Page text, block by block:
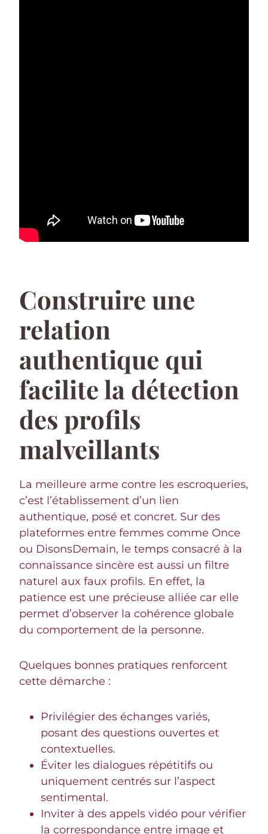
Construire une
relation
authentique qui
facilite la détection
des profils
malveillants
La meilleure arme contre les escroqueries,
c’est l’établissement d’un lien
authentique, posé et concret. Sur des
plateformes entre femmes comme Once
ou DisonsDemain, le temps consacré à la
connaissance sincère est aussi un filtre
naturel aux faux profils. En effet, la
patience est une précieuse alliée car elle
permet d’observer la cohérence globale
du comportement de la personne.
Quelques bonnes pratiques renforcent
cette démarche :
Privilégier des échanges variés,
posant des questions ouvertes et
contextuelles.
Éviter les dialogues répétitifs ou
uniquement centrés sur l’aspect
sentimental.
Inviter à des appels vidéo pour vérifier
la correspondance entre image et